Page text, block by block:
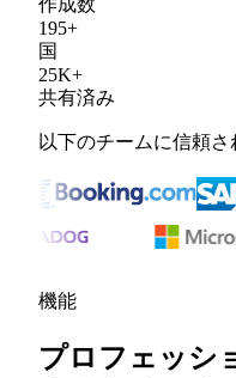
195+
国
25K+
共有済み
以下のチームに信頼さ
機能
プロフェッシ